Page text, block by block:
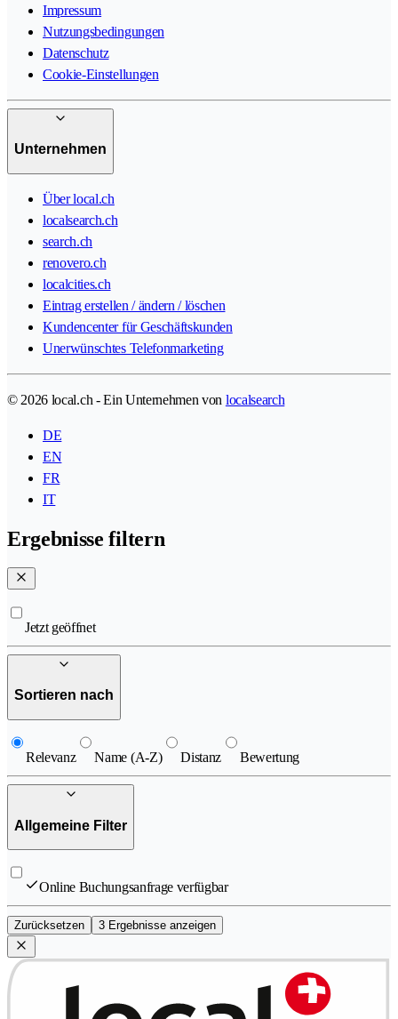
Impressum
Nutzungsbedingungen
Datenschutz
Cookie-Einstellungen
Unternehmen
Über local.ch
localsearch.ch
search.ch
renovero.ch
localcities.ch
Eintrag erstellen / ändern / löschen
Kundencenter für Geschäftskunden
Unerwünschtes Telefonmarketing
© 2026 local.ch - Ein Unternehmen von localsearch
DE
EN
FR
IT
Ergebnisse filtern
Jetzt geöffnet
Sortieren nach
Relevanz Name (A-Z) Distanz Bewertung
Allgemeine Filter
Online Buchungsanfrage verfügbar
Zurücksetzen 3 Ergebnisse anzeigen